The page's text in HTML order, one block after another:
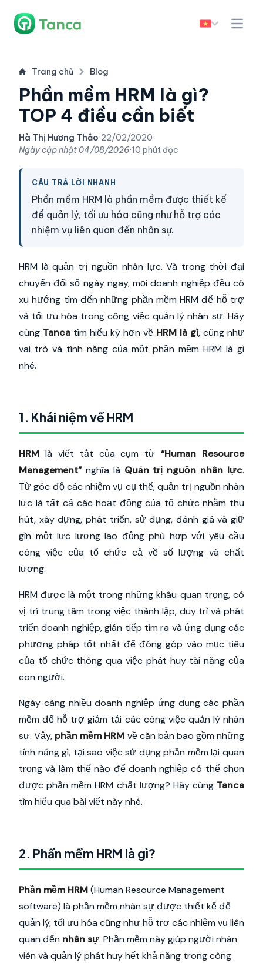
Trang chủ Blog
Phần mềm HRM là gì?
TOP 4 điều cần biết
Hà Thị Hương Thảo·22/02/2020·
Ngày cập nhật04/08/2026·10 phút đọc
CÂU TRẢ LỜI NHANH
Phần mềm HRM là phần mềm được thiết kế
để quản lý, tối ưu hóa cũng như hỗ trợ các
nhiệm vụ liên quan đến nhân sự.
HRM là quản trị nguồn nhân lực. Và trong thời đại
chuyển đổi số ngày ngay, mọi doanh nghiệp đều có
xu hướng tìm đến những phần mềm HRM để hỗ trợ
và tối ưu hóa trong công việc quản lý nhân sự. Hãy
cùng Tanca tìm hiểu kỹ hơn về HRM là gì, cũng như
vai trò và tính năng của một phần mềm HRM là gì
nhé.
1. Khái niệm về HRM
HRM là viết tắt của cụm từ“Human Resource
Management”nghĩa là Quản trị nguồn nhân lực.
Từ góc độ các nhiệm vụ cụ thể, quản trị nguồn nhân
lực là tất cả các hoạt động của tổ chức nhằm thu
hút, xây dựng, phát triển, sử dụng, đánh giá và giữ
gìn một lực lượng lao động phù hợp với yêu cầu
công việc của tổ chức cả về số lượng và chất
lượng.
HRM được là một trong những khâu quan trọng, có
vị trí trung tâm trong việc thành lập, duy trì và phát
triển doanh nghiệp, gián tiếp tìm ra và ứng dụng các
phương pháp tốt nhất để đóng góp vào mục tiêu
của tổ chức thông qua việc phát huy tài năng của
con người.
Ngày càng nhiều doanh nghiệp ứng dụng các phần
mềm để hỗ trợ giảm tải các công việc quản lý nhân
sự. Vậy, phần mềm HRM về căn bản bao gồm những
tính năng gì, tại sao việc sử dụng phần mềm lại quan
trọng và làm thế nào để doanh nghiệp có thể chọn
được phần mềm HRM chất lượng? Hãy cùng Tanca
tìm hiểu qua bài viết này nhé.
2. Phần mềm HRM là gì?
Phần mềm HRM(Human Resource Management
software) là phần mềm nhân sự được thiết kế để
quản lý, tối ưu hóa cũng như hỗ trợ các nhiệm vụ liên
quan đến nhân sự. Phần mềm này giúp người nhân
viên và quản lý phát huy hết khả năng trong công